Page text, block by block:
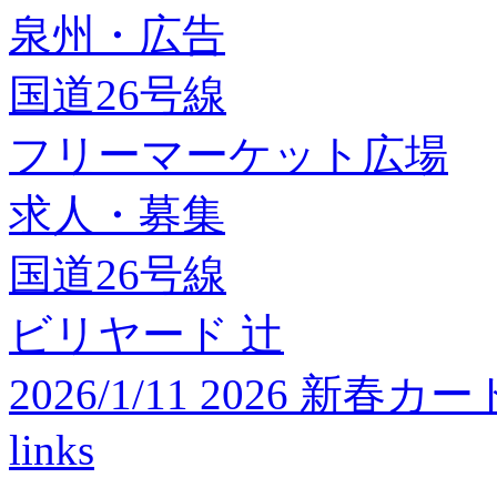
泉州・広告
国道26号線
フリーマーケット広場
求人・募集
国道26号線
ビリヤード 辻
2026/1/11 2026 新春カ
links